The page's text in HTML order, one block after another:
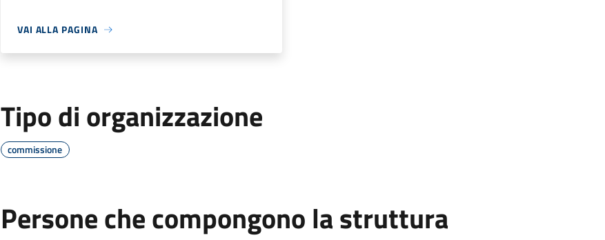
VAI ALLA PAGINA
Tipo di organizzazione
commissione
Persone che compongono la struttura